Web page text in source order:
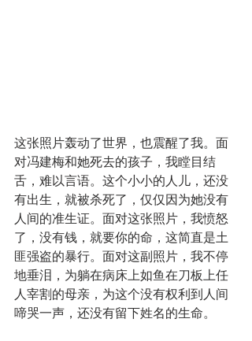
这张照片轰动了世界，也震醒了我。面
对冯建梅和她死去的孩子，我瞠目结
舌，难以言语。这个小小的人儿，还没
有出生，就被杀死了，仅仅因为她没有
人间的准生证。面对这张照片，我愤怒
了，没有钱，就要你的命，这简直是土
匪强盗的暴行。面对这副照片，我不停
地垂泪，为躺在病床上如鱼在刀板上任
人宰割的母亲，为这个没有权利到人间
啼哭一声，还没有留下姓名的生命。